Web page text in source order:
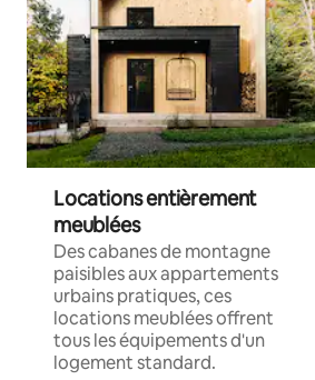
Locations entièrement
meublées
Des cabanes de montagne
paisibles aux appartements
urbains pratiques, ces
locations meublées offrent
tous les équipements d'un
logement standard.